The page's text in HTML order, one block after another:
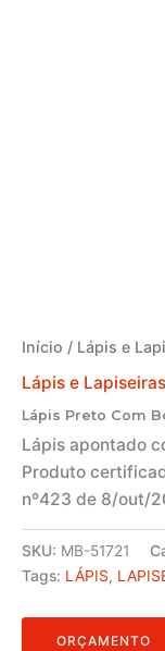
Início / Lápis e
Lápis e Lapiseiras
Lápis Preto Com
Lápis apontado
Produto
nº423 de 8/out/
SKU: MB-51721
Tags: LÁPIS,
ORÇAMENTO